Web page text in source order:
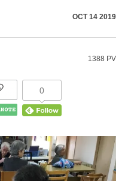
OCT 14 2019
1388 PV
0